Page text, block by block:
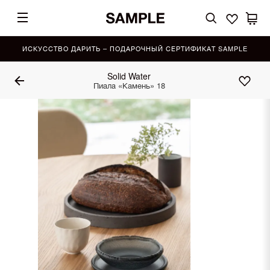
ИСКУССТВО ДАРИТЬ – ПОДАРОЧНЫЙ СЕРТИФИКАТ SAMPLE
Solid Water
Пиала «Камень» 18